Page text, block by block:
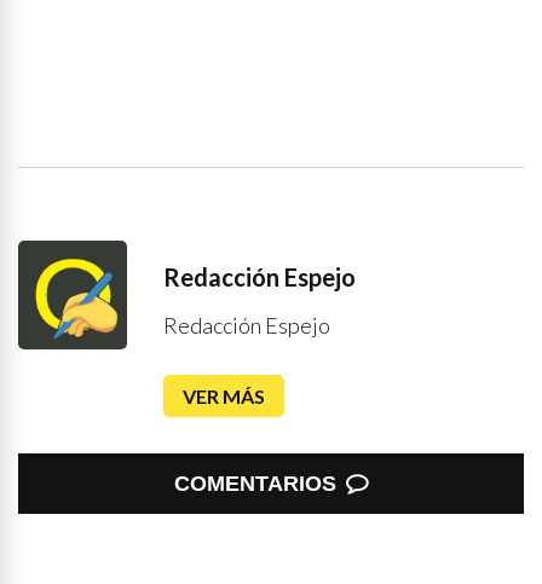
Redacción Espejo
Redacción Espejo
VER MÁS
COMENTARIOS